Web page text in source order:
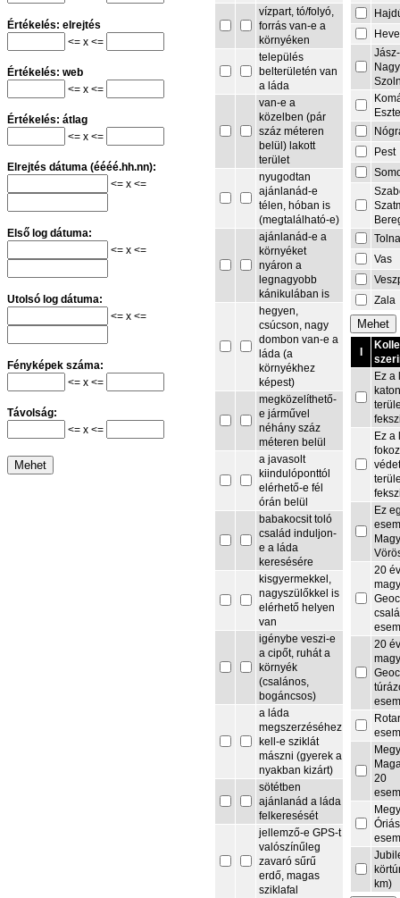
Értékelés: elrejtés
<= x <=
Értékelés: web
<= x <=
Értékelés: átlag
<= x <=
Elrejtés dátuma (éééé.hh.nn):
<= x <=
Első log dátuma:
<= x <=
Utolsó log dátuma:
<= x <=
Fényképek száma:
<= x <=
Távolság:
<= x <=
vízpart, tó/folyó,
forrás van-e a
környéken
település
belterületén van
a láda
van-e a
közelben (pár
száz méteren
belül) lakott
terület
nyugodtan
ajánlanád-e
télen, hóban is
(megtalálható-e)
ajánlanád-e a
környéket
nyáron a
legnagyobb
kánikulában is
hegyen,
csúcson, nagy
dombon van-e a
láda (a
környékhez
képest)
megközelíthető-
e járművel
néhány száz
méteren belül
a javasolt
kiindulóponttól
elérhető-e fél
órán belül
babakocsit toló
család induljon-
e a láda
keresésére
kisgyermekkel,
nagyszülőkkel is
elérhető helyen
van
igénybe veszi-e
a cipőt, ruhát a
környék
(csalános,
bogáncsos)
a láda
megszerzéséhez
kell-e sziklát
mászni (gyerek a
nyakban kizárt)
sötétben
ajánlanád a láda
felkeresését
jellemző-e GPS-t
valószínűleg
zavaró sűrű
erdő, magas
sziklafal
Jász-
Pest
Vas
Zala
Ez a
Ez a
Ez
20
20
20
km)